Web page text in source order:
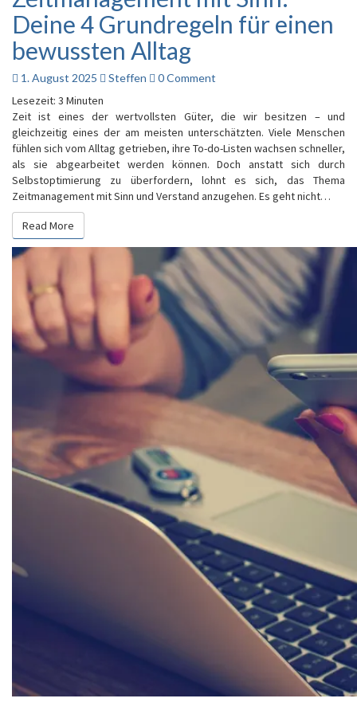
mit
Sinn:
Deine
4
Grundregeln
einen
bewussten
Alltag
Deine 4 Grundregeln für einen
bewussten Alltag
1. August 2025 Steffen Comments
0 Comment
Lesezeit: 3 Minuten
Zeit ist eines der wertvollsten Güter, die wir besitzen – und
gleichzeitig eines der am meisten unterschätzten. Viele Menschen
fühlen sich vom Alltag getrieben, ihre To-do-Listen wachsen schneller,
als sie abgearbeitet werden können. Doch anstatt sich durch
Selbstoptimierung zu überfordern, lohnt es sich, das Thema
Zeitmanagement mit Sinn und Verstand anzugehen. Es geht nicht…
Read More